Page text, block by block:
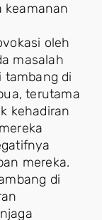
keamanan
oleh
masalah
tambang di
terutama
kehadiran
mereka.
di